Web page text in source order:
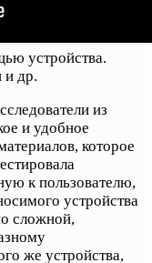
устройства.
и др.
из
и удобное
которое
к пользователю,
устройства
сложной,
же устройства,